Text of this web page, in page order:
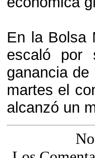
En la Bolsa
escaló por
ganancia
martes el
alcanzó un